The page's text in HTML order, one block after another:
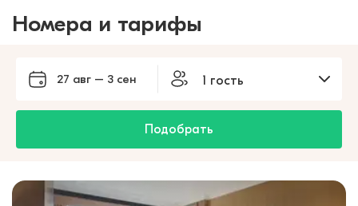
Номера и тарифы
27 авг – 3 сен 1 гость
Подобрать